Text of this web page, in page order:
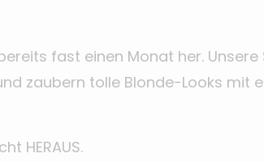
fast einen Monat her.
zaubern tolle Blonde-Looks mit
HERAUS.